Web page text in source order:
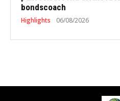
bondscoach
Highlights 06/08/2026